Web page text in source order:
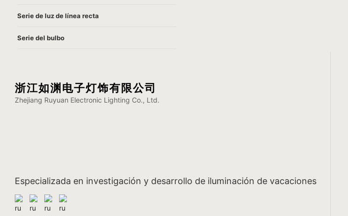
Serie de luz de línea recta
Serie del bulbo
浙江如渊电子灯饰有限公司
Zhejiang Ruyuan Electronic Lighting Co., Ltd.
Especializada en investigación y desarrollo de iluminación de vacaciones